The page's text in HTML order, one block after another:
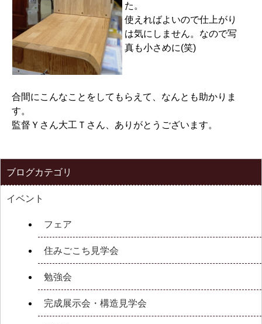
た。
使えればよいので仕上がり
は気にしません。なので写
真も小さめに(笑)
合間にこんなことをしてもらえて、なんとも助かりま
す。
監督Ｙさん大工Ｔさん、ありがとうございます。
ブログカテゴリ
イベント
フェア
住みごこち見学会
勉強会
完成展示会・構造見学会